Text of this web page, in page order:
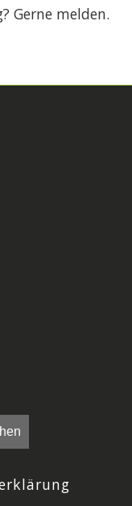
Gerne melden.